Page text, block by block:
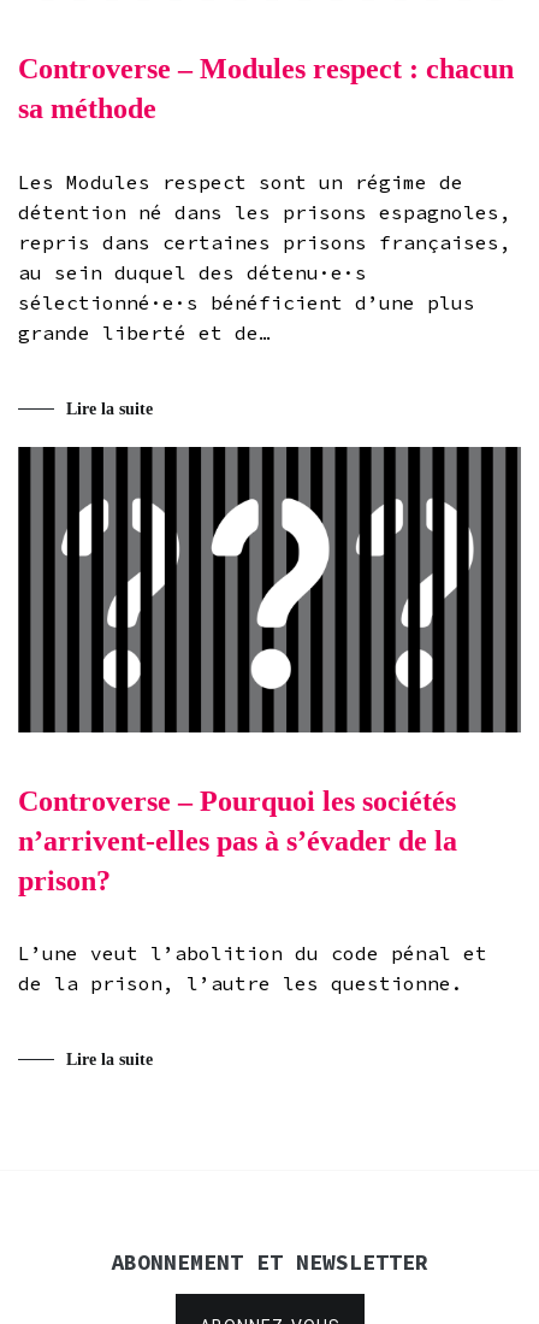
Controverse – Modules respect : chacun
sa méthode
Les Modules respect sont un régime de
détention né dans les prisons espagnoles,
repris dans certaines prisons françaises,
au sein duquel des détenu·e·s
sélectionné·e·s bénéficient d’une plus
grande liberté et de…
Lire la suite
Controverse – Pourquoi les sociétés
n’arrivent-elles pas à s’évader de la
prison?
L’une veut l’abolition du code pénal et
de la prison, l’autre les questionne.
Lire la suite
ABONNEMENT ET NEWSLETTER